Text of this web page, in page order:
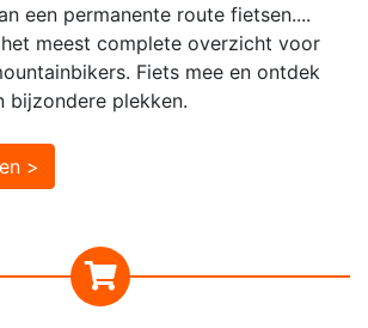
een permanente route fietsen....
meest complete overzicht voor
Fiets mee en ontdek
bijzondere plekken.
>